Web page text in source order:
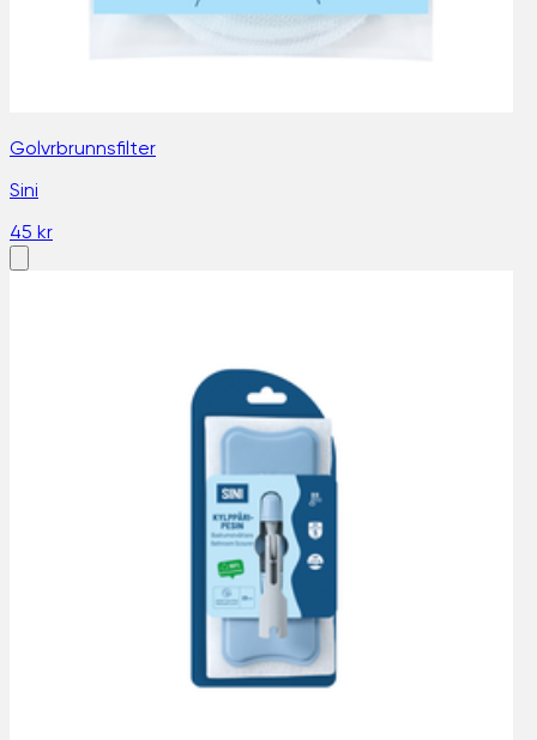
Golvrbrunnsfilter
Sini
45 kr